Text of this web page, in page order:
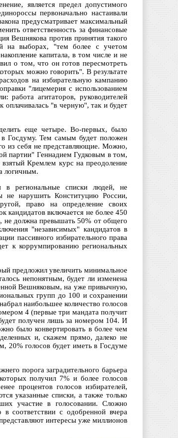
является предел допустимого
первоначально настаивали
предусматривает максимальный
ответственность за финансовые
Вешнякова против принятия такого
на выборах, "тем более с учетом
капитала, в том числе и не
о том, что он готов пересмотреть
можно говорить". В результате
на избирательную кампанию
"лицемерия с использованием
работа агитаторов, руководителей
оплачивалась "в черную", так и будет
еще четыре. Во-первых, было
в Госдуму. Тем самым будет положен
из себя не представляющие. Можно,
партии" Геннадием Гудковым в том,
Кремлем курс на преодоление
логичным.
в региональные списки людей, не
не нарушить Конституцию России,
право на определение своих
кандидатов включается не более 450
не должна превышать 50% от общего
"независимых" кандидатов в
пассивного избирательного права
к коррумпированию региональных
предложил увеличить минимальное
непонятным, будет ли изменена
Вешняковым, на уже привычную,
групп до 100 и сохранении
наибольшее количество голосов
4 (первые три мандата получит
получен лишь за номером 104. И
было конвертировать в более чем
и, скажем прямо, далеко не
20% голосов будет иметь в Госдуме
порога заградительного барьера
получил 7% и более голосов
процентов голосов избирателей,
указанные списки, а также только
участие в голосовании. Сложно
соответствии с одобренной вчера
интересы уже миллионов